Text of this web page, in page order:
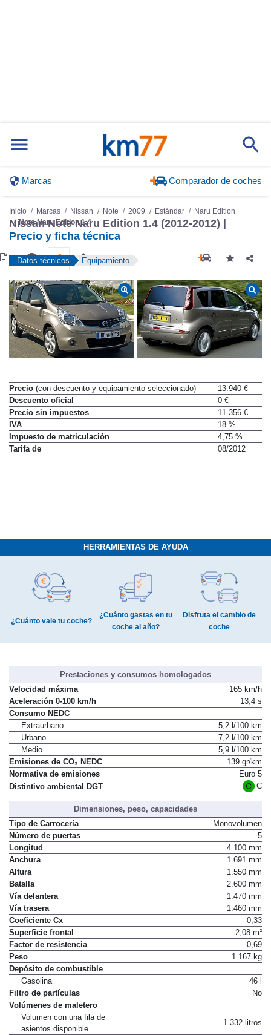
Marcas Comparador de coches
Inicio Marcas Nissan Note 2009 Estándar
Naru Edition
Note Naru Edition 1.4
Nissan Note Naru Edition 1.4 (2012-2012) |
Precio y ficha técnica
Datos técnicos Equipamiento
Precio (con descuento y equipamiento seleccionado)
13.940 €
Descuento oficial
0 €
Precio sin impuestos
11.356 €
IVA
18 %
Impuesto de matriculación
4,75 %
Tarifa de
08/2012
HERRAMIENTAS DE AYUDA
¿Cuánto vale tu coche?
¿Cuánto gastas en tu
coche al año?
Disfruta el cambio de
coche
Prestaciones y consumos homologados
Velocidad máxima
165 km/h
Aceleración 0-100 km/h
13,4 s
Consumo NEDC
Extraurbano
5,2 l/100 km
Urbano
7,2 l/100 km
Medio
5,9 l/100 km
Emisiones de CO₂ NEDC
139 gr/km
Normativa de emisiones
Euro 5
Distintivo ambiental DGT
C
Dimensiones, peso, capacidades
Tipo de Carrocería
Monovolumen
Número de puertas
5
Longitud
4.100 mm
Anchura
1.691 mm
Altura
1.550 mm
Batalla
2.600 mm
Vía delantera
1.470 mm
Vía trasera
1.460 mm
Coeficiente Cx
0,33
Superficie frontal
2,08 m²
Factor de resistencia
0,69
Peso
1.167 kg
Depósito de combustible
Gasolina
46 l
Filtro de partículas
No
Volúmenes de maletero
Volumen con una fila de
asientos disponible
1.332 litros